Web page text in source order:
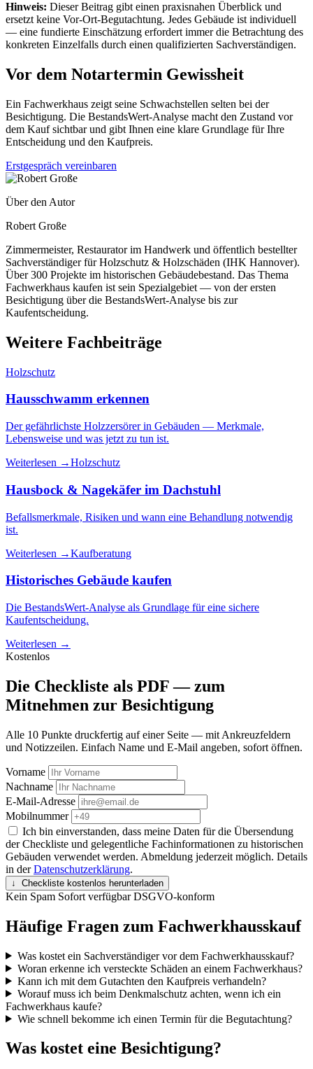
Hinweis: Dieser Beitrag gibt einen praxisnahen Überblick und
ersetzt keine Vor-Ort-Begutachtung. Jedes Gebäude ist individuell
— eine fundierte Einschätzung erfordert immer die Betrachtung des
konkreten Einzelfalls durch einen qualifizierten Sachverständigen.
Vor dem Notartermin Gewissheit
Ein Fachwerkhaus zeigt seine Schwachstellen selten bei der
Besichtigung. Die BestandsWert-Analyse macht den Zustand vor
dem Kauf sichtbar und gibt Ihnen eine klare Grundlage für Ihre
Entscheidung und den Kaufpreis.
Erstgespräch vereinbaren
Über den Autor
Robert Große
Zimmermeister, Restaurator im Handwerk und öffentlich bestellter
Sachverständiger für Holzschutz & Holzschäden (IHK Hannover).
Über 300 Projekte im historischen Gebäudebestand. Das Thema
Fachwerkhaus kaufen ist sein Spezialgebiet — von der ersten
Besichtigung über die BestandsWert-Analyse bis zur
Kaufentscheidung.
Weitere Fachbeiträge
Holzschutz
Hausschwamm erkennen
Der gefährlichste Holzzersörer in Gebäuden — Merkmale,
Lebensweise und was jetzt zu tun ist.
Weiterlesen →Holzschutz
Hausbock & Nagekäfer im Dachstuhl
Befallsmerkmale, Risiken und wann eine Behandlung notwendig
ist.
Weiterlesen →Kaufberatung
Historisches Gebäude kaufen
Die BestandsWert-Analyse als Grundlage für eine sichere
Kaufentscheidung.
Weiterlesen →
Kostenlos
Die Checkliste als PDF — zum
Mitnehmen zur Besichtigung
Alle 10 Punkte druckfertig auf einer Seite — mit Ankreuzfeldern
und Notizzeilen. Einfach Name und E-Mail angeben, sofort öffnen.
Vorname
Nachname
E-Mail-Adresse
Mobilnummer
Ich bin einverstanden, dass meine Daten für die Übersendung
der Checkliste und gelegentliche Fachinformationen zu historischen
Gebäuden verwendet werden. Abmeldung jederzeit möglich. Details
in derDatenschutzerklärung.
↓ Checkliste kostenlos herunterladen
Kein Spam Sofort verfügbar DSGVO-konform
Häufige Fragen zum Fachwerkhausskauf
Was kostet ein Sachverständiger vor dem Fachwerkhausskauf?
Woran erkenne ich versteckte Schäden an einem Fachwerkhaus?
Kann ich mit dem Gutachten den Kaufpreis verhandeln?
Worauf muss ich beim Denkmalschutz achten, wenn ich ein
Fachwerkhaus kaufe?
Wie schnell bekomme ich einen Termin für die Begutachtung?
Was kostet eine Besichtigung?